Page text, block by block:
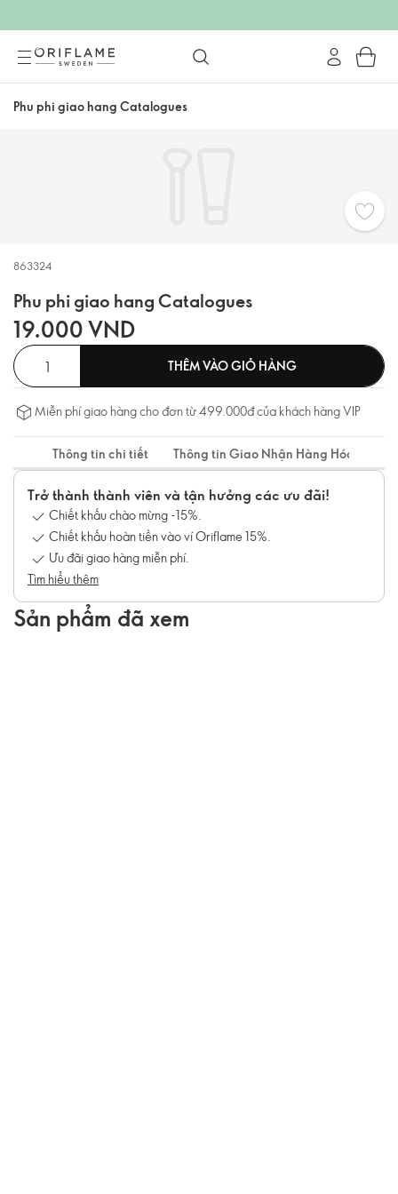
Phu phi giao hang Catalogues
863324
Phu phi giao hang Catalogues
19.000 VND
THÊM VÀO GIỎ HÀNG
Miễn phí giao hàng cho đơn từ 499.000đ của khách hàng VIP
Thông tin chi tiết Thông tin Giao Nhận Hàng Hóa
Trở thành thành viên và tận hưởng các ưu đãi!
Chiết khấu chào mừng -15%.
Chiết khấu hoàn tiền vào ví Oriflame 15%.
Ưu đãi giao hàng miễn phí.
Tìm hiểu thêm
Sản phẩm đã xem